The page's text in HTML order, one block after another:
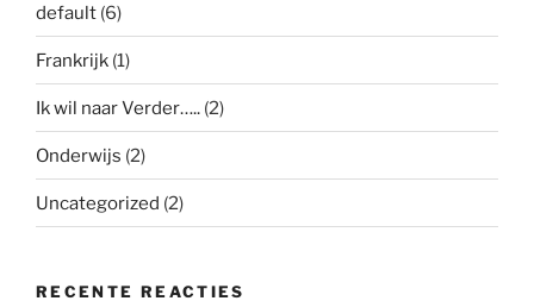
default (6)
Frankrijk (1)
Ik wil naar Verder….. (2)
Onderwijs (2)
Uncategorized (2)
RECENTE REACTIES